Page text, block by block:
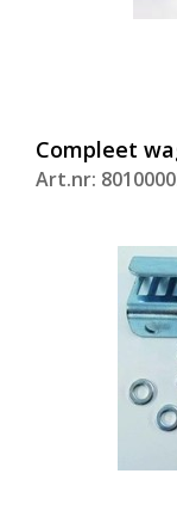
Compleet
Art.nr: